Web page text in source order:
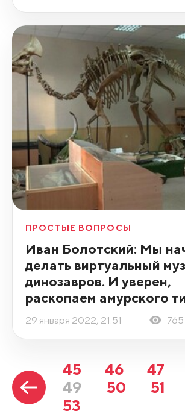
ПРОСТЫЕ ВОПРОСЫ
Иван Болотский: Мы
делать виртуальный
динозавров. И уверен,
раскопаем амурского
29 января 2022, 21:51 765
45 46 47
49
50 51
53